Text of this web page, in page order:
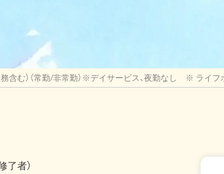
含む）（常勤/非常勤）※デイサービス、夜勤なし ※ ライフ
者）